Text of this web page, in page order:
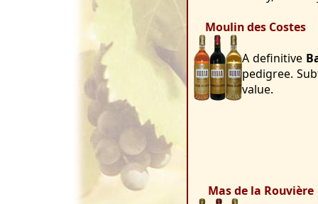
Moulin des Costes
A definitive
pedigree.
value.
Mas de la Rouvière